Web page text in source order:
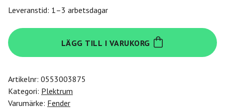
Leveranstid: 1–3 arbetsdagar
Fender
351
Shape
Picks
Medium
12
LÄGG TILL I VARUKORG
Artikelnr: 0553003875
Kategori: Plektrum
Varumärke: Fender